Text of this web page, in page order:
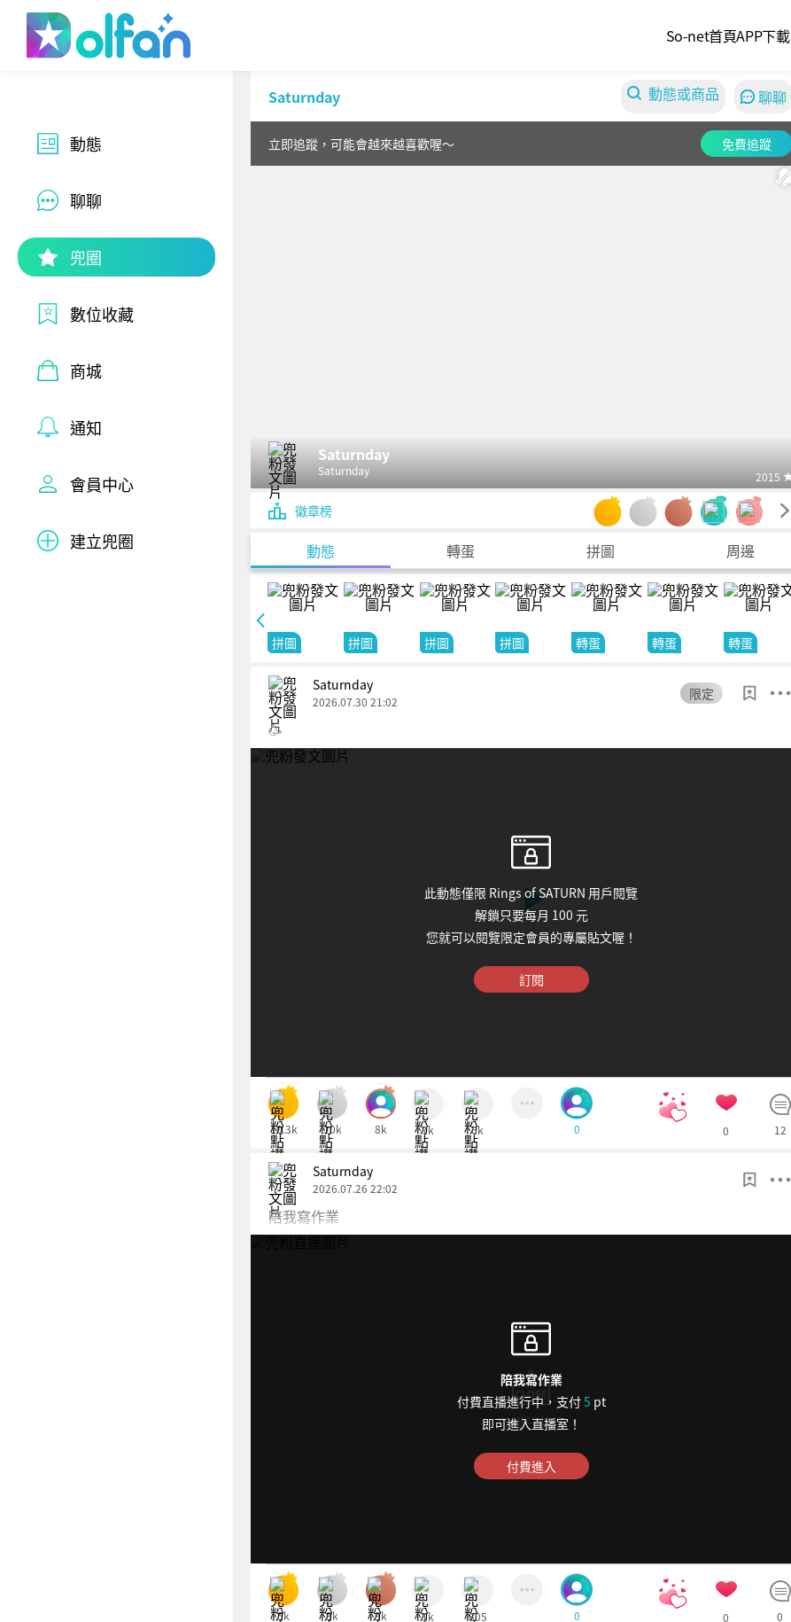
Dolfan So-net首頁APP下載
動態
聊聊
兜圈
數位收藏
商城
通知
會員中心
建立兜圈
Saturnday 動態或商品 聊聊
立即追蹤，可能會越來越喜歡喔～ 免費追蹤
Saturnday
Saturnday 2015
徽章榜
動態 轉蛋 拼圖 周邊
拼圖 拼圖 拼圖 拼圖 轉蛋 轉蛋 轉蛋
Saturnday
2026.07.30 21:02 限定
🥳
此動態僅限 Rings of SATURN 用戶閱覽
解鎖只要每月 100 元
您就可以閱覽限定會員的專屬貼文喔！
訂閱
10.3k 10k 8k 7k 6k 0 0 12
Saturnday
2026.07.26 22:02
陪我寫作業
陪我寫作業
付費直播進行中，支付5 pt
即可進入直播室！
付費進入
直播已結束
5k 3k 3k 1k 805 0 0 0